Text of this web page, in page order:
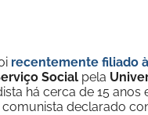
recentemente filiado
Social pela
há cerca de 15
comunista declarado